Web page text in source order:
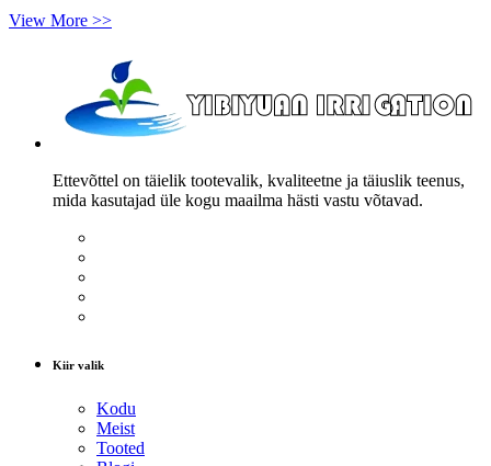
View More >>
Ettevõttel on täielik tootevalik, kvaliteetne ja täiuslik teenus,
mida kasutajad üle kogu maailma hästi vastu võtavad.
Kiir valik
Kodu
Meist
Tooted